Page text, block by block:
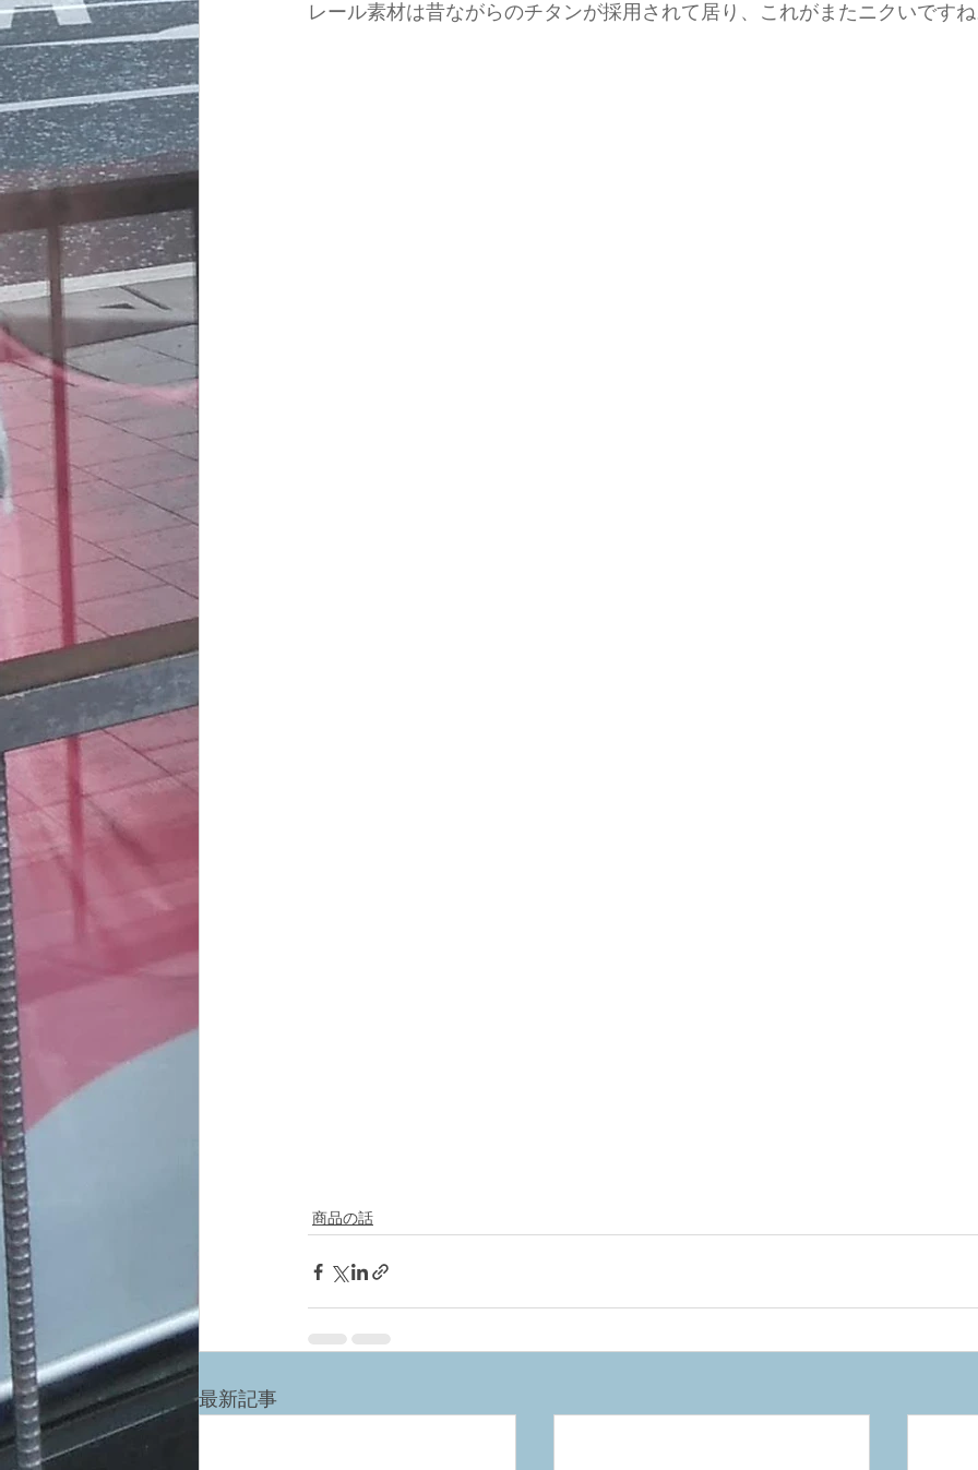
レール素材は昔ながらのチタンが採用されて居り、これがまたニクいです
商品の話
最新記事